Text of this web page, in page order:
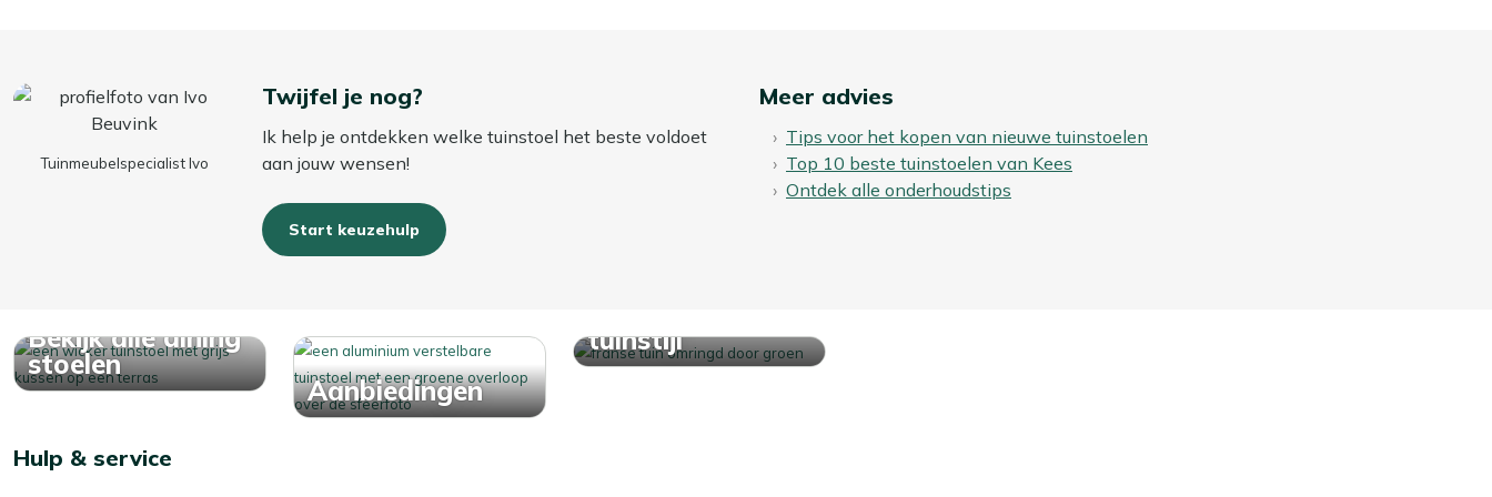
Tuinmeubelspecialist Ivo
Twijfel je nog?
Ik help je ontdekken welke tuinstoel het beste voldoet
aan jouw wensen!
Start keuzehulp
Meer advies
Tips voor het kopen van nieuwe tuinstoelen
Top 10 beste tuinstoelen van Kees
Ontdek alle onderhoudstips
Bekijk alle dining
stoelen
Aanbiedingen
tuinstijl
Hulp & service